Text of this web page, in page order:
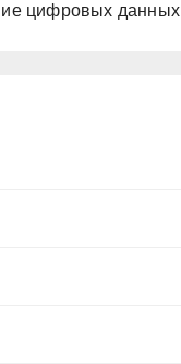
цифровых данных